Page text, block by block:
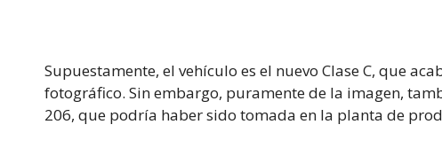
Supuestamente, el vehículo es el nuevo Clase C, que
fotográfico. Sin embargo, puramente de la imagen,
206, que podría haber sido tomada en la planta de